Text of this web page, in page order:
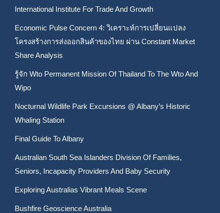
International Institute For Trade And Growth
Economic Pulse Concern 4: วิเคราะห์การเปลี่ยนแปลง
โครงสร้างการส่งออกสินค้าของไทย ผ่าน Constant Market
Share Analysis
รู้จัก Wto Permanent Mission Of Thailand To The Wto And
Wipo
Nocturnal Wildlife Park Excursions @ Albany’s Historic
Whaling Station
Final Guide To Albany
Australian South Sea Islanders Division Of Families,
Seniors, Incapacity Providers And Baby Security
Exploring Australias Vibrant Meals Scene
Bushfire Geoscience Australia